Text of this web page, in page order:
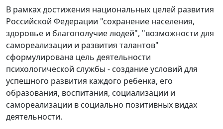
В рамках достижения национальных целей развития
Российской Федерации "сохранение населения,
здоровье и благополучие людей", "возможности для
самореализации и развития талантов"
сформулирована цель деятельности
психологической службы - создание условий для
успешного развития каждого ребенка, его
образования, воспитания, социализации и
самореализации в социально позитивных видах
деятельности.